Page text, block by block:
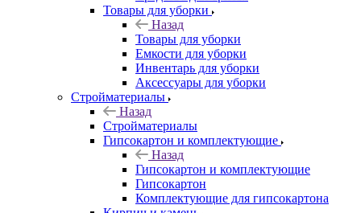
Товары для уборки
Назад
Товары для уборки
Емкости для уборки
Инвентарь для уборки
Аксессуары для уборки
Стройматериалы
Назад
Стройматериалы
Гипсокартон и комплектующие
Назад
Гипсокартон и комплектующие
Гипсокартон
Комплектующие для гипсокартона